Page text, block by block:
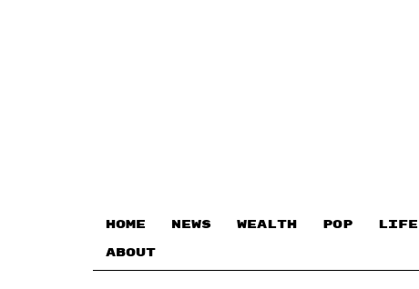
HOME NEWS WEALTH POP LIFE
ABOUT